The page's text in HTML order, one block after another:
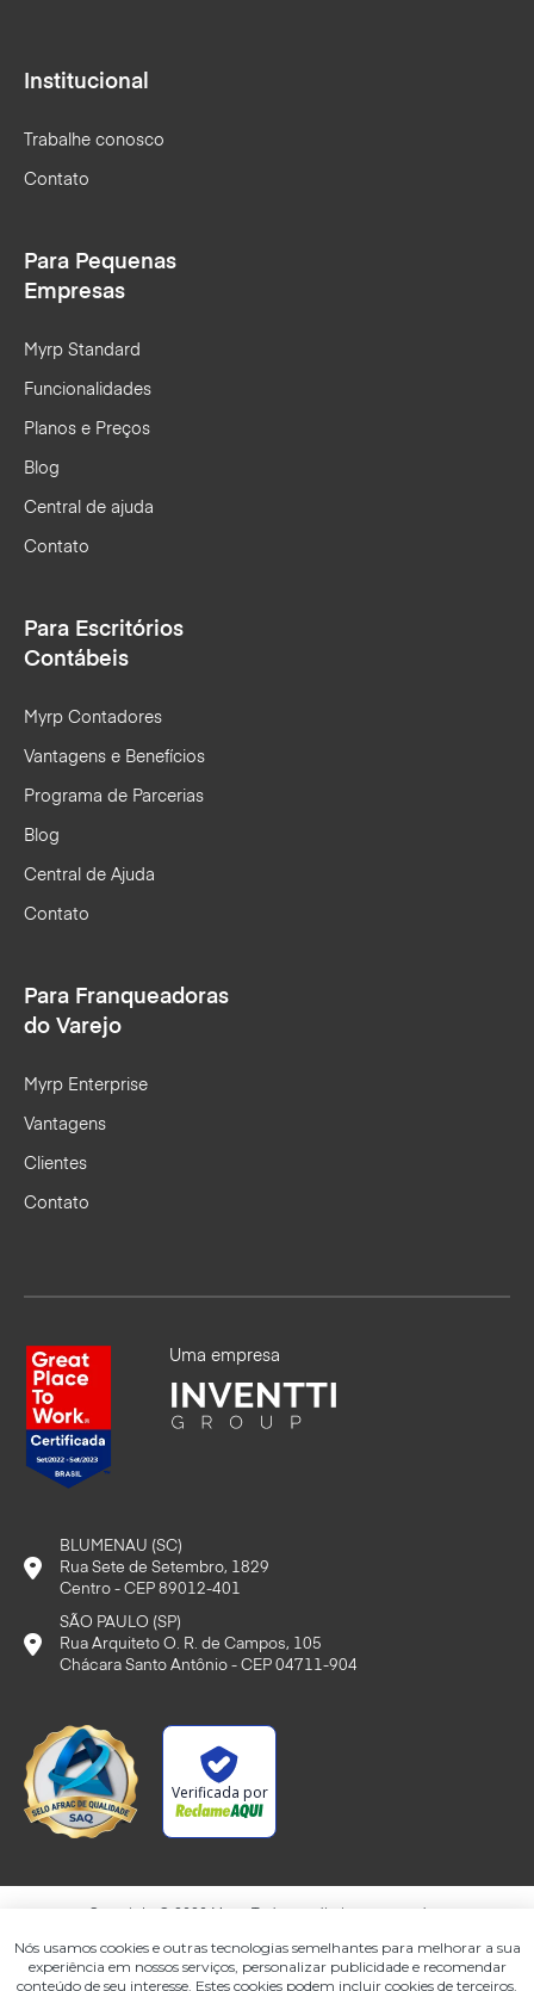
Institucional
Trabalhe conosco
Contato
Para Pequenas
Empresas
Myrp Standard
Funcionalidades
Planos e Preços
Blog
Central de ajuda
Contato
Para Escritórios
Contábeis
Myrp Contadores
Vantagens e Benefícios
Programa de Parcerias
Blog
Central de Ajuda
Contato
Para Franqueadoras
do Varejo
Myrp Enterprise
Vantagens
Clientes
Contato
Uma empresa
BLUMENAU (SC)
Rua Sete de Setembro, 1829
Centro - CEP 89012-401
SÃO PAULO (SP)
Rua Arquiteto O. R. de Campos, 105
Chácara Santo Antônio - CEP 04711-904
Verificada por
Termo de Envio de Currículo
|
Nós usamos cookies e outras tecnologias semelhantes para melhorar a sua
experiência em nossos serviços, personalizar publicidade e recomendar
conteúdo de seu interesse. Estes cookies podem incluir cookies de terceiros.